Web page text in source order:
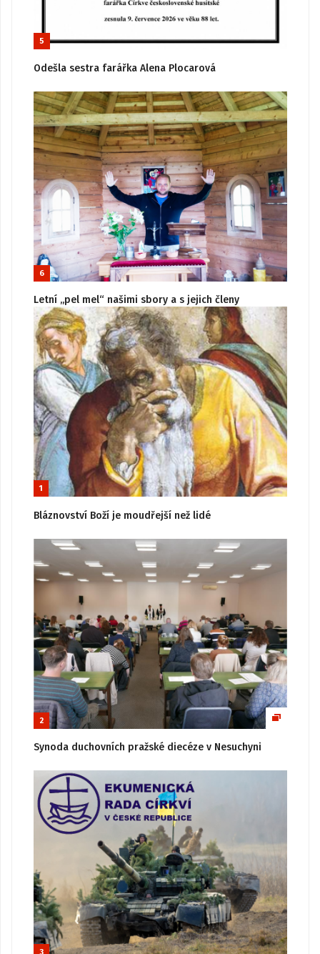
5
Odešla sestra farářka Alena Plocarová
6
Letní „pel mel“ našimi sbory a s jejich členy
1
Bláznovství Boží je moudřejší než lidé
2
Synoda duchovních pražské diecéze v Nesuchyni